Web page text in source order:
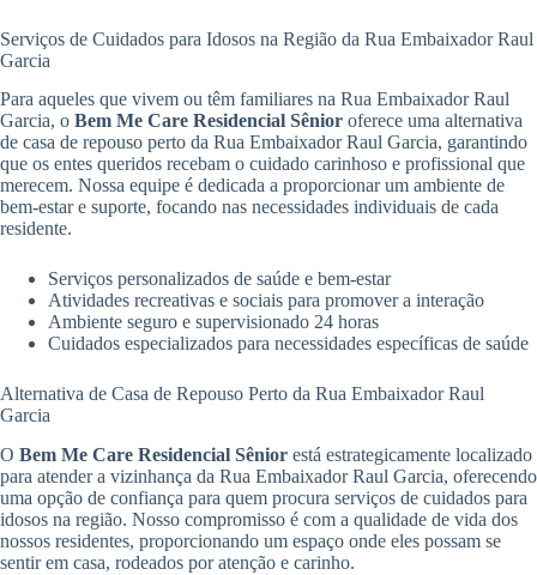
Serviços de Cuidados para Idosos na Região da Rua Embaixador Raul
Garcia
Para aqueles que vivem ou têm familiares na Rua Embaixador Raul
Garcia, o Bem Me Care Residencial Sênior oferece uma alternativa
de casa de repouso perto da Rua Embaixador Raul Garcia, garantindo
que os entes queridos recebam o cuidado carinhoso e profissional que
merecem. Nossa equipe é dedicada a proporcionar um ambiente de
bem-estar e suporte, focando nas necessidades individuais de cada
residente.
Serviços personalizados de saúde e bem-estar
Atividades recreativas e sociais para promover a interação
Ambiente seguro e supervisionado 24 horas
Cuidados especializados para necessidades específicas de saúde
Alternativa de Casa de Repouso Perto da Rua Embaixador Raul
Garcia
O Bem Me Care Residencial Sênior está estrategicamente localizado
para atender a vizinhança da Rua Embaixador Raul Garcia, oferecendo
uma opção de confiança para quem procura serviços de cuidados para
idosos na região. Nosso compromisso é com a qualidade de vida dos
nossos residentes, proporcionando um espaço onde eles possam se
sentir em casa, rodeados por atenção e carinho.